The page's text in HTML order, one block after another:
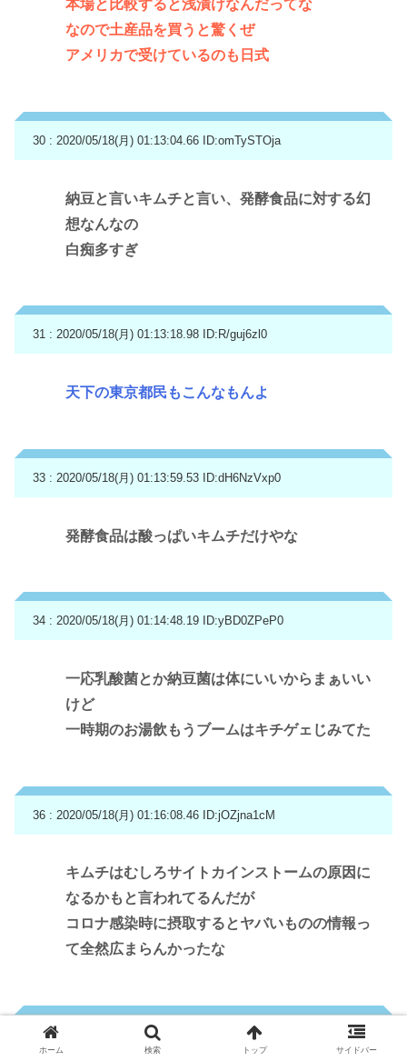
本場と比較すると浅漬けなんだってな
なので土産品を買うと驚くぜ
アメリカで受けているのも日式
30 : 2020/05/18(月) 01:13:04.66 ID:omTySTOja
納豆と言いキムチと言い、発酵食品に対する幻
想なんなの
白痴多すぎ
31 : 2020/05/18(月) 01:13:18.98 ID:R/guj6zl0
天下の東京都民もこんなもんよ
33 : 2020/05/18(月) 01:13:59.53 ID:dH6NzVxp0
発酵食品は酸っぱいキムチだけやな
34 : 2020/05/18(月) 01:14:48.19 ID:yBD0ZPeP0
一応乳酸菌とか納豆菌は体にいいからまぁいい
けど
一時期のお湯飲もうブームはキチゲェじみてた
36 : 2020/05/18(月) 01:16:08.46 ID:jOZjna1cM
キムチはむしろサイトカインストームの原因に
なるかもと言われてるんだが
コロナ感染時に摂取するとヤバいものの情報っ
て全然広まらんかったな
37 : 2020/05/18(月) 01:16:26.66 ID:pvAvUHTf0
ホーム 検索 トップ サイドバー